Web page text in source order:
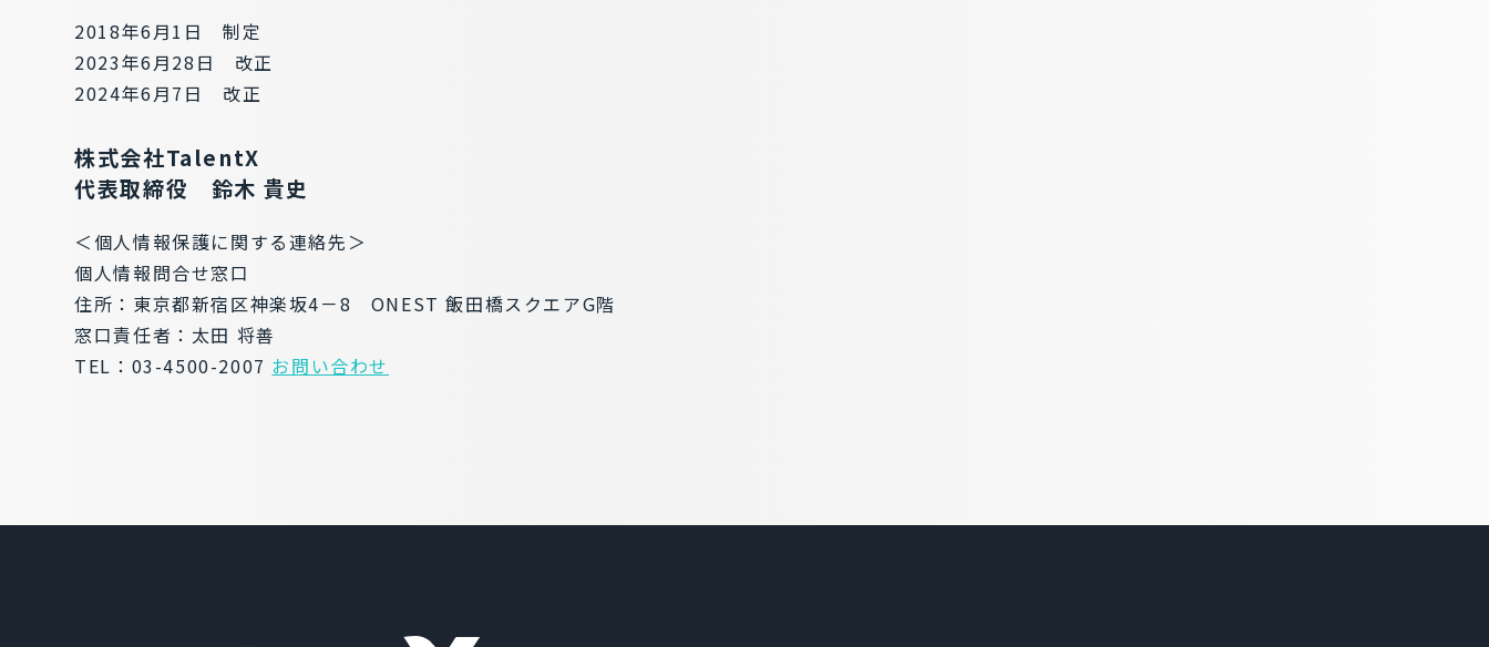
2018年6月1日 制定
2023年6月28日 改正
2024年6月7日 改正
株式会社TalentX
代表取締役 鈴木 貴史
＜個人情報保護に関する連絡先＞
個人情報問合せ窓口
住所：東京都新宿区神楽坂4－8 ONEST 飯田橋スクエアG階
窓口責任者：太田 将善
TEL：03-4500-2007 お問い合わせ